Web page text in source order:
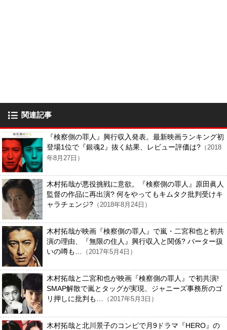
関連記事
『検察側の罪人』興行収入発表。最新映画ランキング初
登場1位で『銀魂2』抜く結果、レビュー評価は? （2018
年8月27日）
木村拓哉が悪役挑戦に意欲。『検察側の罪人』原田眞人
監督の作品に再出演? 何をやってもキムタク批判受けキ
ャラチェンジ? （2018年8月24日）
木村拓哉が映画『検察側の罪人』で嵐・二宮和也と初共
演の理由、『無限の住人』興行収入と関係? バーター扱
いの噂も…
（2017年5月4日）
木村拓哉と二宮和也が映画『検察側の罪人』で初共演!
SMAP解散で嵐とタッグが実現、ジャニーズ事務所のゴ
リ押しに批判も…
（2017年5月3日）
木村拓哉と北川景子のコンビで月9ドラマ『HERO』の